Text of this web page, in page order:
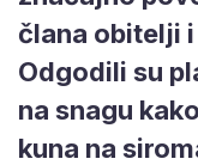
člana obitelji
Odgodili su
na snagu
kuna na